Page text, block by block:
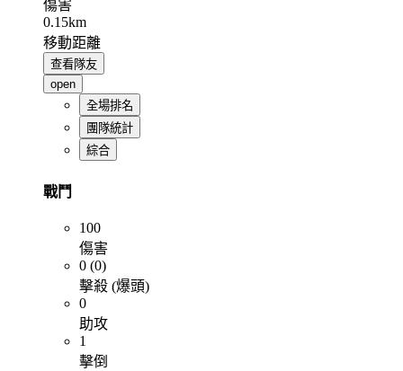
傷害
0.15km
移動距離
查看隊友
open
全場排名
團隊統計
綜合
戰鬥
100
傷害
0 (0)
擊殺 (爆頭)
0
助攻
1
擊倒